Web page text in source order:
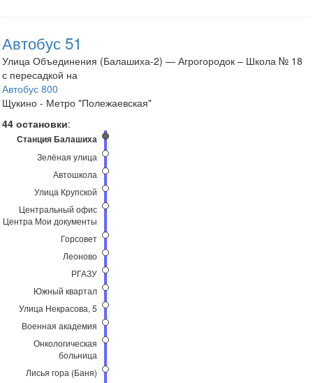
Автобус 51
Улица Объединения (Балашиха-2) — Агрогородок – Школа № 18
с пересадкой на
Автобус 800
Щукино - Метро "Полежаевская"
44 остановки:
Станция Балашиха
Зелёная улица
Автошкола
Улица Крупской
Центральный офис
Центра Мои документы
Горсовет
Леоново
РГАЗУ
Южный квартал
Улица Некрасова, 5
Военная академия
Онкологическая
больница
Лисья гора (Баня)